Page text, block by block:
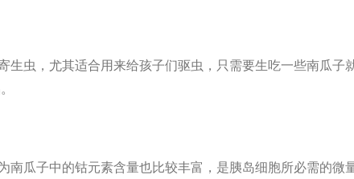
虫，尤其适合用来给孩子们驱虫，只需要生吃一些南瓜子
南瓜子中的钴元素含量也比较丰富，是胰岛细胞所必需的微